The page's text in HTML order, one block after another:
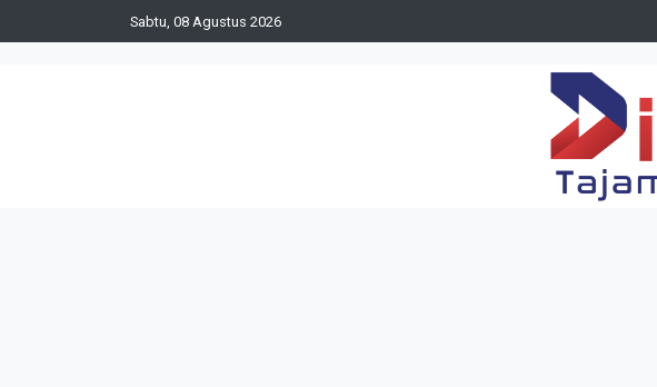
Sabtu, 08 Agustus 2026